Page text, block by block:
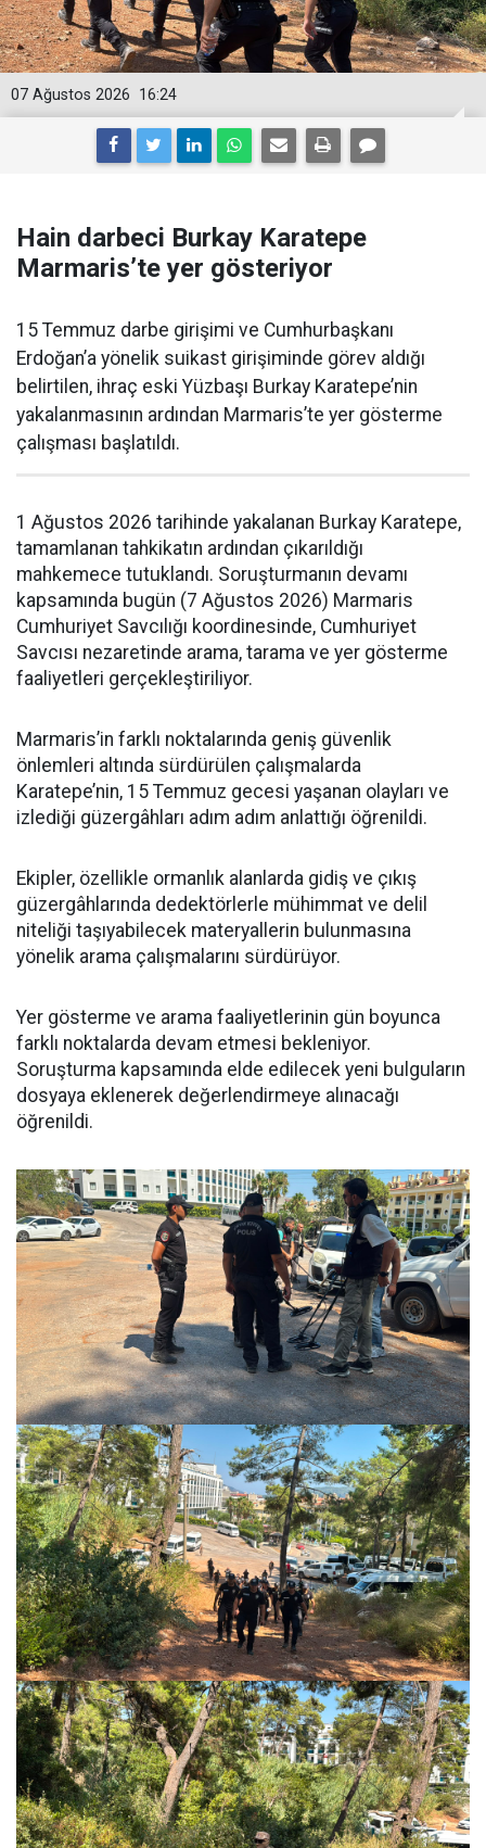
16:24
07 Ağustos 2026
Hain darbeci Burkay Karatepe
Marmaris’te yer gösteriyor
15 Temmuz darbe girişimi ve Cumhurbaşkanı
Erdoğan’a yönelik suikast girişiminde görev aldığı
belirtilen, ihraç eski Yüzbaşı Burkay Karatepe’nin
yakalanmasının ardından Marmaris’te yer gösterme
çalışması başlatıldı.
1 Ağustos 2026 tarihinde yakalanan Burkay Karatepe,
tamamlanan tahkikatın ardından çıkarıldığı
mahkemece tutuklandı. Soruşturmanın devamı
kapsamında bugün (7 Ağustos 2026) Marmaris
Cumhuriyet Savcılığı koordinesinde, Cumhuriyet
Savcısı nezaretinde arama, tarama ve yer gösterme
faaliyetleri gerçekleştiriliyor.
Marmaris’in farklı noktalarında geniş güvenlik
önlemleri altında sürdürülen çalışmalarda
Karatepe’nin, 15 Temmuz gecesi yaşanan olayları ve
izlediği güzergâhları adım adım anlattığı öğrenildi.
Ekipler, özellikle ormanlık alanlarda gidiş ve çıkış
güzergâhlarında dedektörlerle mühimmat ve delil
niteliği taşıyabilecek materyallerin bulunmasına
yönelik arama çalışmalarını sürdürüyor.
Yer gösterme ve arama faaliyetlerinin gün boyunca
farklı noktalarda devam etmesi bekleniyor.
Soruşturma kapsamında elde edilecek yeni bulguların
dosyaya eklenerek değerlendirmeye alınacağı
öğrenildi.